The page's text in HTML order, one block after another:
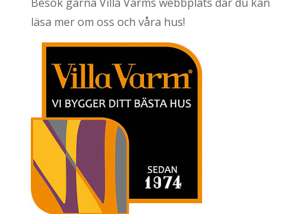
läsa mer om oss och våra hus!